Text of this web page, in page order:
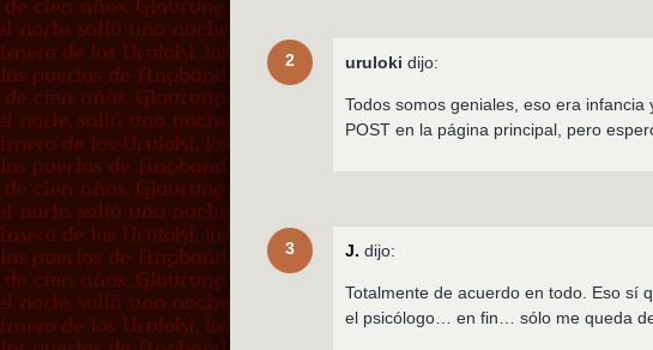
2 uruloki dijo:
Todos somos geniales, eso era
POST en la página principal, pero
3 J. dijo:
Totalmente de acuerdo en todo. Eso
el psicólogo… en fin… sólo me queda